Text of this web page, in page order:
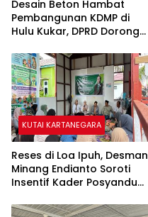
Desain Beton Hambat
Pembangunan KDMP di
Hulu Kukar, DPRD Dorong
KUTAI KARTANEGARA
Reses di Loa Ipuh, Desman
Minang Endianto Soroti
Insentif Kader Posyandu